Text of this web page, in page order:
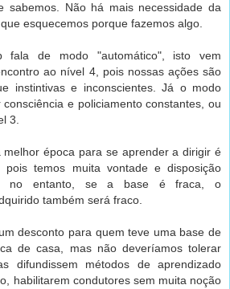
sabemos. Não há mais necessidade da
esquecemos porque fazemos algo.
fala de modo "automático", isto vem
ao nível 4, pois nossas ações são
instintivas e inconscientes. Já o modo
e policiamento constantes, ou
3.
melhor época para se aprender a dirigir é
pois temos muita vontade e disposição
no entanto, se a base é fraca, o
também será fraco.
desconto para quem teve uma base de
de casa, mas não deveríamos tolerar
difundissem métodos de aprendizado
habilitarem condutores sem muita noção